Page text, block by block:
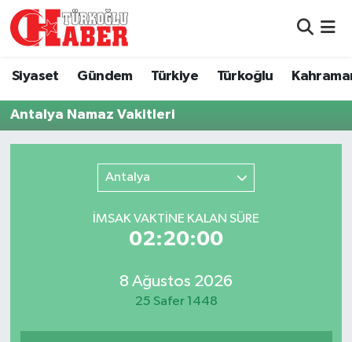
Siyaset Gündem Türkiye Türkoğlu
Antalya Namaz Vakitleri
Antalya
İMSAK VAKTİNE KALAN SÜRE
02:20:00
8 Ağustos 2026
25 Safer 1448
Gündem
Kahramanmaraş
Hava Durumu
Trafik Durumu
Süper Lig Puan Durumu ve Fikstür
Son Dakika Haberleri